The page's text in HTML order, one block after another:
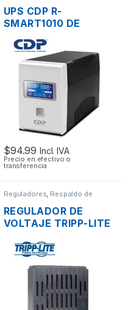
UPS CDP R-
SMART1010 DE
TOMAS CON LCD
120V
$94.99 Incl. IVA
Precio en efectivo o
transferencia
Reguladores Respaldo de
Energía
REGULADOR DE
VOLTAJE TRIPP-LITE
DE 4 TOMAS